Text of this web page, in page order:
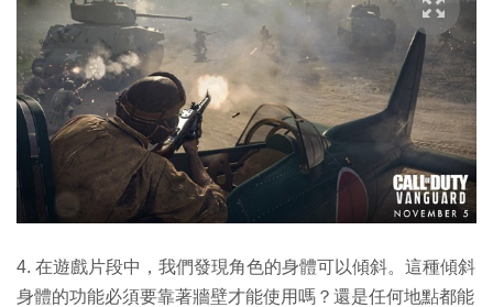
4. 在遊戲片段中，我們發現角色的身體可以傾斜。這種傾斜
身體的功能必須要靠著牆壁才能使用嗎？還是任何地點都能